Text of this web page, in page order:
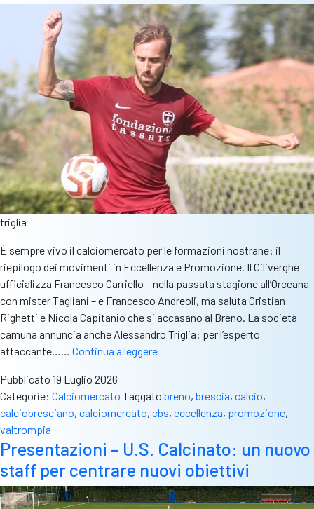
triglia
È sempre vivo il calciomercato per le formazioni nostrane: il
riepilogo dei movimenti in Eccellenza e Promozione. Il Ciliverghe
ufficializza Francesco Carriello – nella passata stagione all’Orceana
con mister Tagliani – e Francesco Andreoli, ma saluta Cristian
Righetti e Nicola Capitanio che si accasano al Breno. La società
camuna annuncia anche Alessandro Triglia: per l’esperto
attaccante…… Continua a leggereBreno
Eccellenza,
triplo
per
il
Valtrompia
in
Pubblicato 19 Luglio 2026
Categorie: Calciomercato Taggato breno, brescia, calcio,
calciobresciano, calciomercato, cbs, eccellenza, promozione,
valtrompia
Presentazioni – U.S. Calcinato: un nuovo
staff per centrare nuovi obiettivi